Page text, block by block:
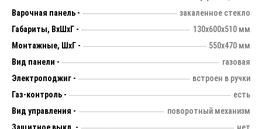
Варочная панель -
закаленное стекло
Габариты, ВхШхГ -
130х600х510 мм
Монтажные, ШхГ -
550х470 мм
Вид панели -
газовая
Электроподжиг -
встроен в ручки
Газ-контроль -
есть
Вид управления -
поворотный механизм